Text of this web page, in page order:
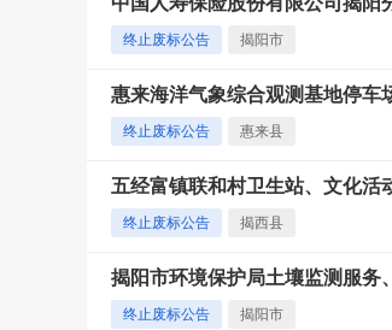
终止废标公告 揭阳市
惠来海洋气象综合观测基地停车
终止废标公告 惠来县
五经富镇联和村卫生站、文化活
终止废标公告 揭西县
揭阳市环境保护局土壤监测服务
终止废标公告 揭阳市